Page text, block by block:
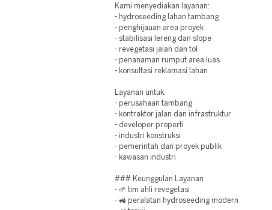
Kami menyediakan layanan:
- hydroseeding lahan tambang
- penghijauan area proyek
- stabilisasi lereng dan slope
- revegetasi jalan dan tol
- penanaman rumput area luas
- konsultasi reklamasi lahan
Layanan untuk:
- perusahaan tambang
- kontraktor jalan dan infrastruktur
- developer properti
- industri konstruksi
- pemerintah dan proyek publik
- kawasan industri
### Keunggulan Layanan
- 🌱 tim ahli revegetasi
- 🚜 peralatan hydroseeding modern